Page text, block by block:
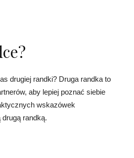
drugiej randki? Druga randka to
aby lepiej poznać siebie
wskazówek
randką.